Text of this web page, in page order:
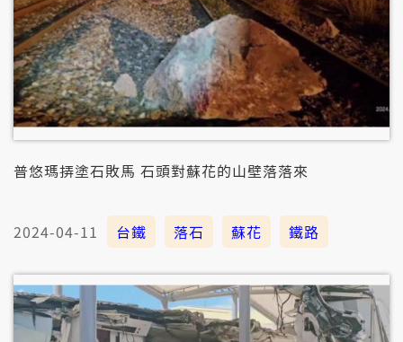
普悠瑪挵塗石敗馬 石頭對蘇花的山壁落落來
2024-04-11 台鐵 落石 蘇花 鐵路